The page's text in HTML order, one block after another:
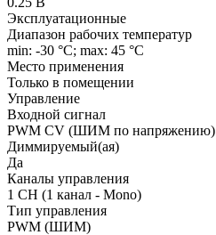
Эксплуатационные
Диапазон рабочих температур
min: -30 °C; max: 45 °C
Место применения
Только в помещении
Управление
Входной сигнал
PWM СV (ШИМ по напряжению)
Диммируемый(ая)
Да
Каналы управления
1 CH (1 канал - Mono)
Тип управления
PWM (ШИМ)